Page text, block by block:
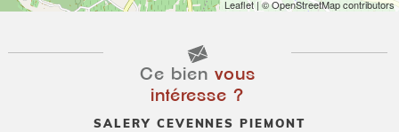
Leaflet| © OpenStreetMap contributors
Ce bien vous
intéresse ?
SALERY CEVENNES PIEMONT